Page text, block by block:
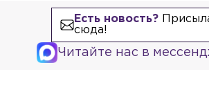
Есть новость?
сюда!
Читайте нас в